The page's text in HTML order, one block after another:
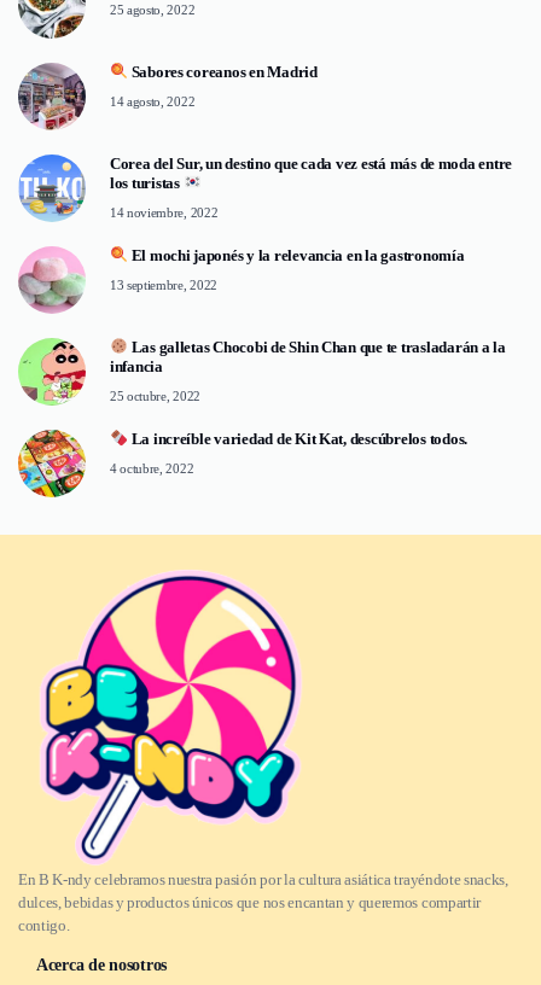
25 agosto, 2022
Sabores coreanos en Madrid
14 agosto, 2022
Corea del Sur, un destino que cada vez está más de moda entre
los turistas
14 noviembre, 2022
El mochi japonés y la relevancia en la gastronomía
13 septiembre, 2022
Las galletas Chocobi de Shin Chan que te trasladarán a la
infancia
25 octubre, 2022
La increíble variedad de Kit Kat, descúbrelos todos.
4 octubre, 2022
En B K-ndy celebramos nuestra pasión por la cultura asiática trayéndote snacks,
dulces, bebidas y productos únicos que nos encantan y queremos compartir
contigo.
Acerca de nosotros